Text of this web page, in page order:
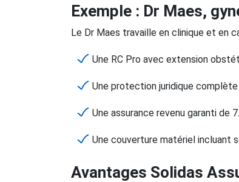
Exemple : Dr Maes,
Le Dr Maes travaille en clinique et en
Une RC Pro avec extension
Une protection juridique
Une assurance revenu garanti de
Une couverture matériel incluant
Avantages Solidas